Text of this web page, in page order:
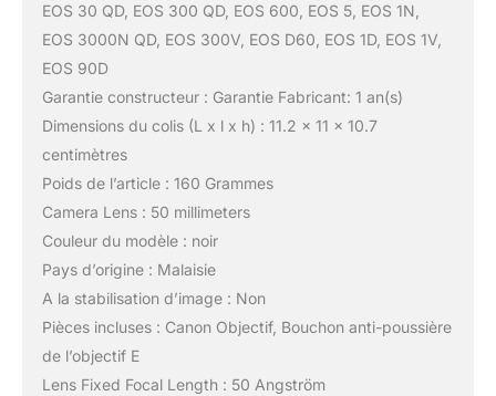
EOS 30 QD, EOS 300 QD, EOS 600, EOS 5, EOS 1N,
EOS 3000N QD, EOS 300V, EOS D60, EOS 1D, EOS 1V,
EOS 90D
Garantie constructeur : Garantie Fabricant: 1 an(s)
Dimensions du colis (L x l x h) : 11.2 x 11 x 10.7
centimètres
Poids de l’article : 160 Grammes
Camera Lens : 50 millimeters
Couleur du modèle : noir
Pays d’origine : Malaisie
A la stabilisation d’image : Non
Pièces incluses : Canon Objectif, Bouchon anti-poussière
de l’objectif E
Lens Fixed Focal Length : 50 Angström